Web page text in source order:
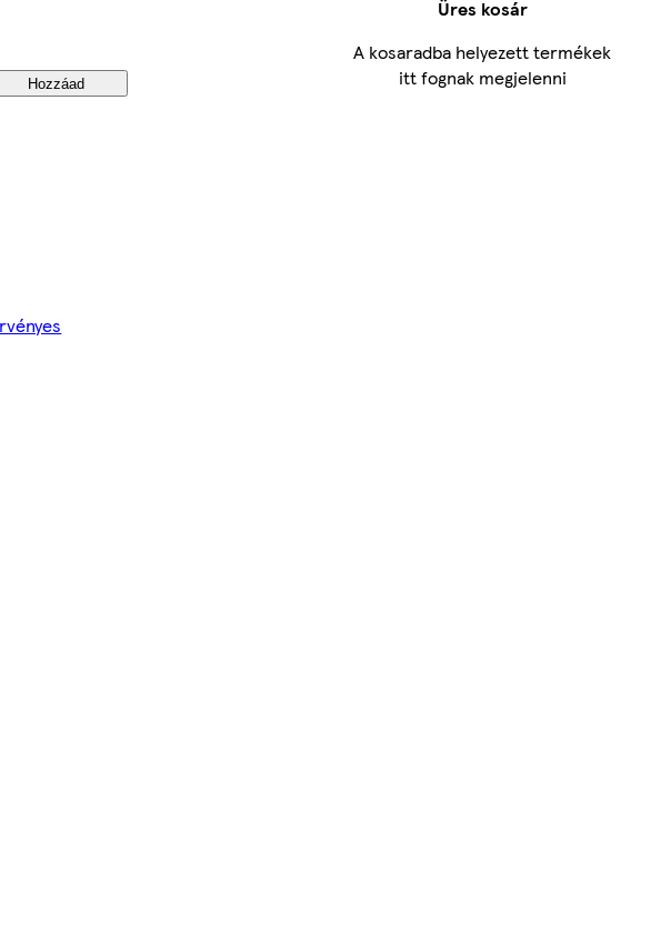
Hozzáad
Üres kosár
A kosaradba helyezett termékek
itt fognak megjelenni